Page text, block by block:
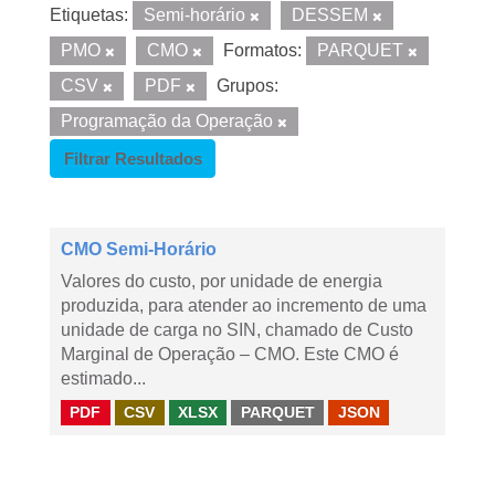
Etiquetas: Semi-horário
DESSEM
PMO
CMO Formatos:
PARQUET
CSV
PDF
Grupos:
Programação da Operação
Filtrar Resultados
CMO Semi-Horário
Valores do custo, por unidade de energia
produzida, para atender ao incremento de uma
unidade de carga no SIN, chamado de Custo
Marginal de Operação – CMO. Este CMO é
estimado...
PDF CSV XLSX PARQUET JSON